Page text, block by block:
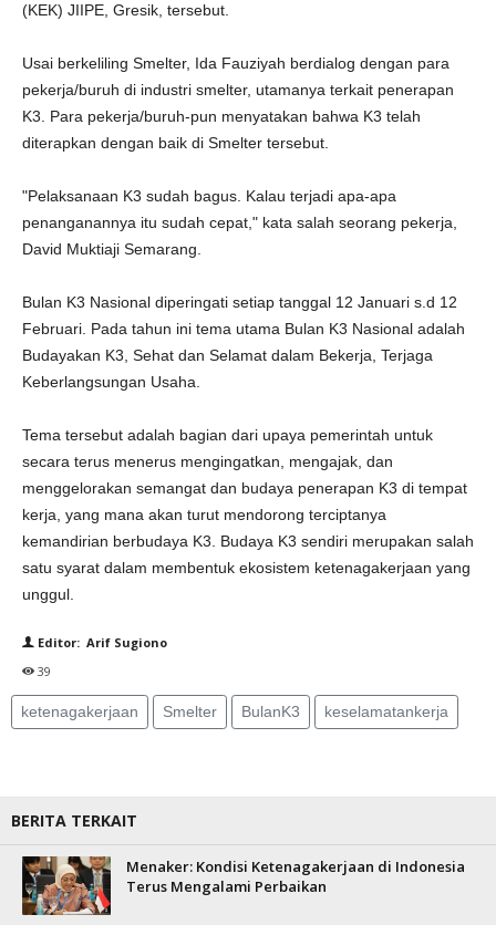
(KEK) JIIPE, Gresik, tersebut.
Usai berkeliling Smelter, Ida Fauziyah berdialog dengan para
pekerja/buruh di industri smelter, utamanya terkait penerapan
K3. Para pekerja/buruh-pun menyatakan bahwa K3 telah
diterapkan dengan baik di Smelter tersebut.
"Pelaksanaan K3 sudah bagus. Kalau terjadi apa-apa
penanganannya itu sudah cepat," kata salah seorang pekerja,
David Muktiaji Semarang.
Bulan K3 Nasional diperingati setiap tanggal 12 Januari s.d 12
Februari. Pada tahun ini tema utama Bulan K3 Nasional adalah
Budayakan K3, Sehat dan Selamat dalam Bekerja, Terjaga
Keberlangsungan Usaha.
Tema tersebut adalah bagian dari upaya pemerintah untuk
secara terus menerus mengingatkan, mengajak, dan
menggelorakan semangat dan budaya penerapan K3 di tempat
kerja, yang mana akan turut mendorong terciptanya
kemandirian berbudaya K3. Budaya K3 sendiri merupakan salah
satu syarat dalam membentuk ekosistem ketenagakerjaan yang
unggul.
Editor: Arif Sugiono
39
ketenagakerjaan Smelter BulanK3 keselamatankerja
BERITA TERKAIT
Menaker: Kondisi Ketenagakerjaan di Indonesia
Terus Mengalami Perbaikan